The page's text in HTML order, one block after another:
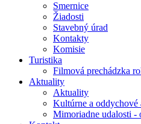
Smernice
Žiadosti
Stavebný úrad
Kontakty
Komisie
Turistika
Filmová prechádzka
Aktuality
Aktuality
Kultúrne a oddychové
Mimoriadne udalosti -